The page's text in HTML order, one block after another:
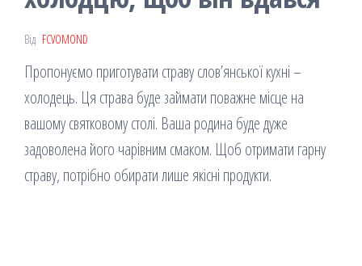
Від FCVOMOND
Пропонуємо приготувати страву слов’янської кухні –
холодець. Ця страва буде займати поважне місце на
вашому святковому столі. Ваша родина буде дуже
задоволена його чарівним смаком. Щоб отримати гарну
страву, потрібно обирати лише якісні продукти.